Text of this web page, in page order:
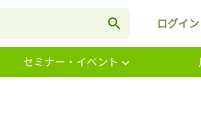
ログイン
セミナー・イベント